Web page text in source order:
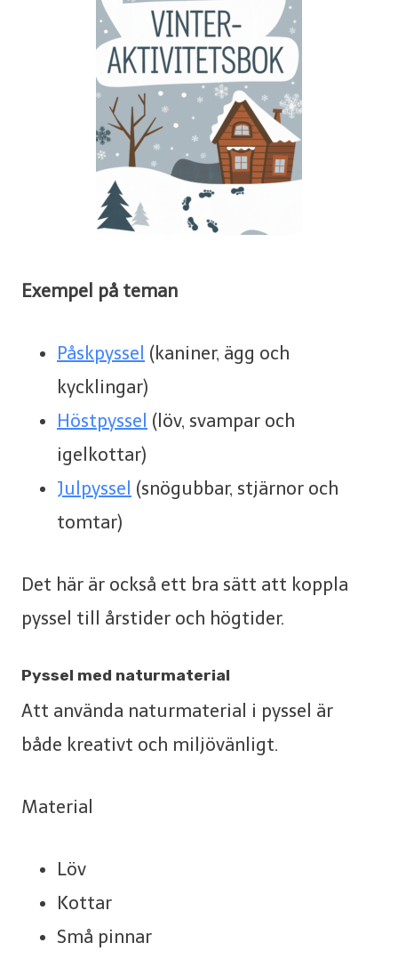
Exempel på teman
Påskpyssel (kaniner, ägg och
kycklingar)
Höstpyssel (löv, svampar och
igelkottar)
Julpyssel (snögubbar, stjärnor och
tomtar)
Det här är också ett bra sätt att koppla
pyssel till årstider och högtider.
Pyssel med naturmaterial
Att använda naturmaterial i pyssel är
både kreativt och miljövänligt.
Material
Löv
Kottar
Små pinnar